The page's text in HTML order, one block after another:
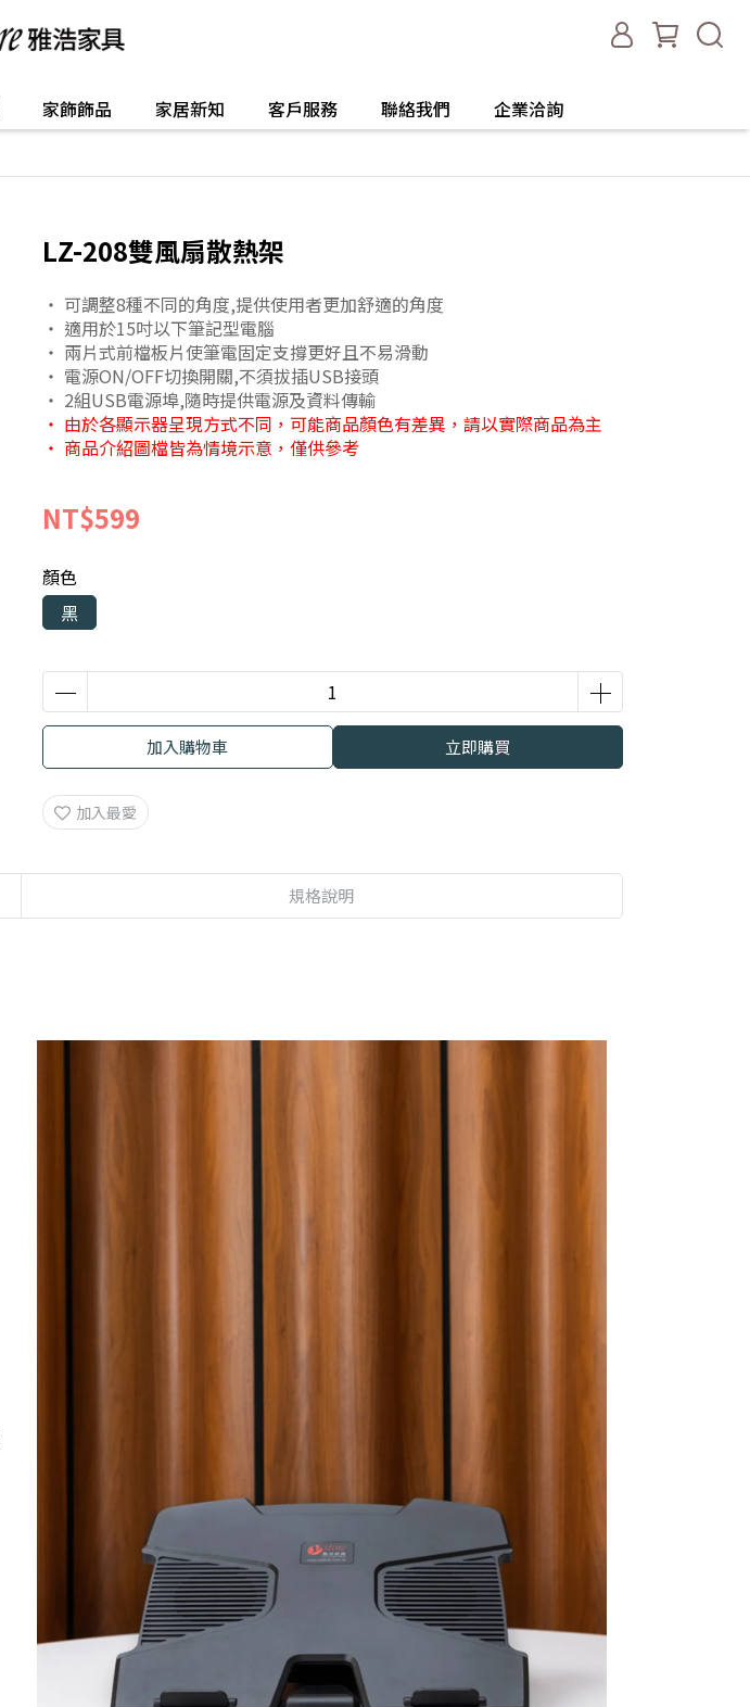
家飾飾品 家居新知 客戶服務 聯絡我們 企業洽詢
LZ-208雙風扇散熱架
・ 可調整8種不同的角度,提供使用者更加舒適的角度
・ 適用於15吋以下筆記型電腦
・ 兩片式前檔板片使筆電固定支撐更好且不易滑動
・ 電源ON/OFF切換開關,不須拔插USB接頭
・ 2組USB電源埠,隨時提供電源及資料傳輸
・ 由於各顯示器呈現方式不同，可能商品顏色有差異，請以實際商品為主
・ 商品介紹圖檔皆為情境示意，僅供參考
NT$599
顏色
黑
加入購物車 立即購買
加入最愛
規格說明